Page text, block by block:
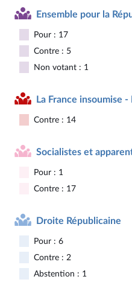
Ensemble pour la
Pour : 17
Contre : 5
Non votant : 1
La France insoumise
Contre : 14
Socialistes et
Pour : 1
Contre : 17
Droite Républicaine
Pour : 6
Contre : 2
Abstention : 1